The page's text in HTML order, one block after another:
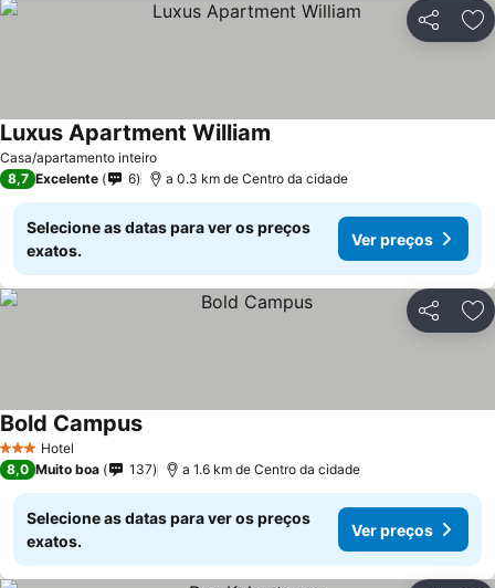
Partilhar
Casa/apartamento inteiro
Luxus Apartment William
8,7 Excelente 6 a 0.3 km de Centro da cidade
Selecione as datas para ver os preços
exatos.
Ver preços
Partilhar
3 EstrelasHotel
Bold Campus
8,0 Muito boa 137 a 1.6 km de Centro da cidade
Selecione as datas para ver os preços
exatos.
Ver preços